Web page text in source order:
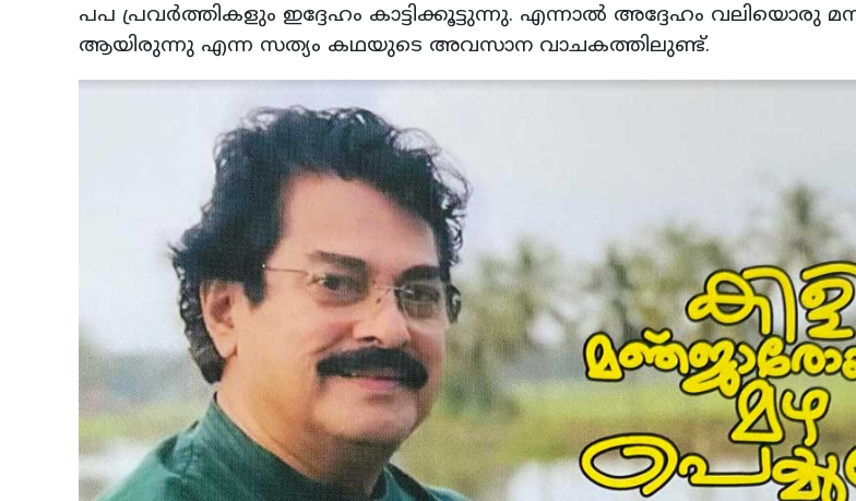
പപ പ്രവര്‍ത്തികളും ഇദ്ദേഹം കാട്ടിക്കൂട്ടുന്നു. എന്നാല്‍ അദ്ദേഹം വലിയൊരു
ആയിരുന്നു എന്ന സത്യം കഥയുടെ അവസാന വാചകത്തിലുണ്ട്.